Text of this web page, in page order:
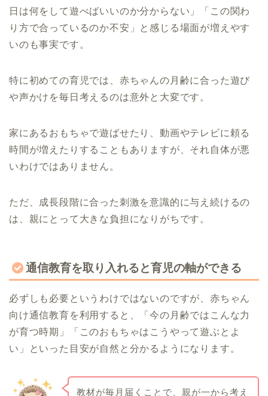
日は何をして遊べばいいのか分からない」「この関わ
り方で合っているのか不安」と感じる場面が増えやす
いのも事実です。
特に初めての育児では、赤ちゃんの月齢に合った遊び
や声かけを毎日考えるのは意外と大変です。
家にあるおもちゃで遊ばせたり、動画やテレビに頼る
時間が増えたりすることもありますが、それ自体が悪
いわけではありません。
ただ、成長段階に合った刺激を意識的に与え続けるの
は、親にとって大きな負担になりがちです。
通信教育を取り入れると育児の軸ができる
必ずしも必要というわけではないのですが、赤ちゃん
向け通信教育を利用すると、「今の月齢ではこんな力
が育つ時期」「このおもちゃはこうやって遊ぶとよ
い」といった目安が自然と分かるようになります。
教材が毎月届くことで、親が一から考え